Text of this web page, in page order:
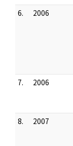
6.
2006
7.
2006
8.
2007